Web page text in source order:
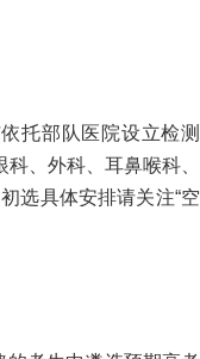
托部队医院设立检测
、外科、耳鼻喉科、
选具体安排请关注“空